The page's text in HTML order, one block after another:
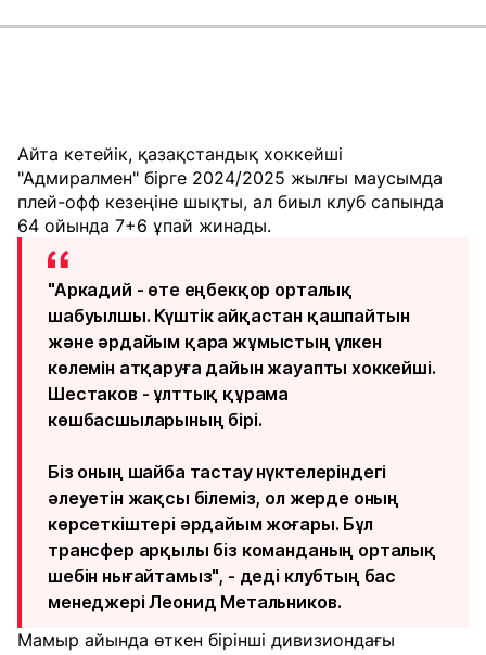
Айта кетейік, қазақстандық хоккейші
"Адмиралмен" бірге 2024/2025 жылғы маусымда
плей-офф кезеңіне шықты, ал биыл клуб сапында
64 ойында 7+6 ұпай жинады.
"Аркадий - өте еңбекқор орталық
шабуылшы. Күштік айқастан қашпайтын
және әрдайым қара жұмыстың үлкен
көлемін атқаруға дайын жауапты хоккейші.
Шестаков - ұлттық құрама
көшбасшыларының бірі.
Біз оның шайба тастау нүктелеріндегі
әлеуетін жақсы білеміз, ол жерде оның
көрсеткіштері әрдайым жоғары. Бұл
трансфер арқылы біз команданың орталық
шебін нығайтамыз", - деді клубтың бас
менеджері Леонид Метальников.
Мамыр айында өткен бірінші дивизиондағы